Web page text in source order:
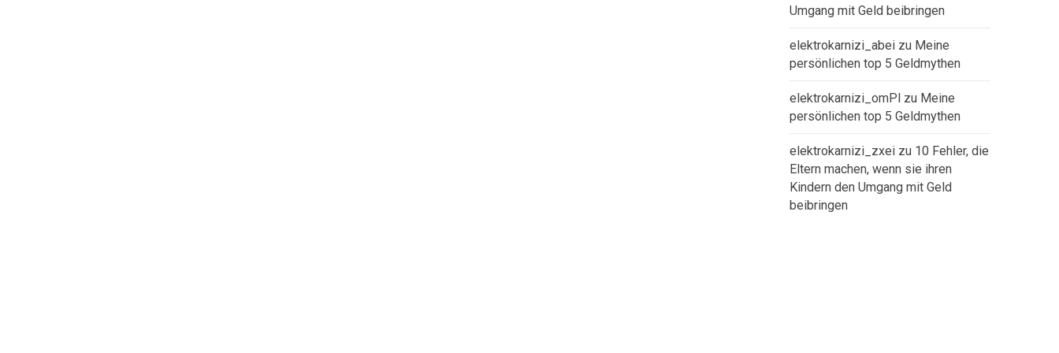
Umgang mit Geld beibringen
elektrokarnizi_abei zu Meine
persönlichen top 5 Geldmythen
elektrokarnizi_omPl zu Meine
persönlichen top 5 Geldmythen
elektrokarnizi_zxei zu 10 Fehler, die
Eltern machen, wenn sie ihren
Kindern den Umgang mit Geld
beibringen